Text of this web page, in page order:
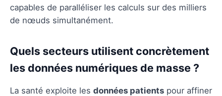
capables de paralléliser les calculs sur des milliers
de nœuds simultanément.
Quels secteurs utilisent concrètement
les données numériques de masse ?
La santé exploite les données patients pour affiner